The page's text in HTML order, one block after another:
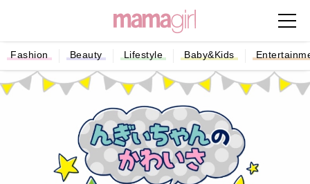
Fashion Beauty Lifestyle Baby&Kids